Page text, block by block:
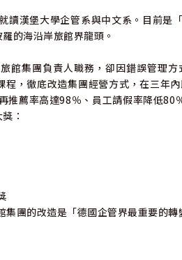
讀漢堡大學企管系與中文系。目前
的海沿岸旅館界龍頭。
館集團負責人職務，卻因錯誤管理
，徹底改造集團經營方式，在三年
推薦率高達98％、員工請假率降低80
：
團的改造是「德國企管界最重要的轉